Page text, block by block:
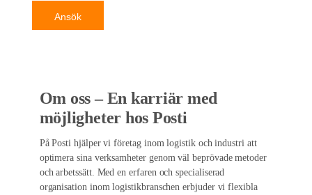
Ansök
Om oss – En karriär med
möjligheter hos Posti
På Posti hjälper vi företag inom logistik och industri att
optimera sina verksamheter genom väl beprövade metoder
och arbetssätt. Med en erfaren och specialiserad
organisation inom logistikbranschen erbjuder vi flexibla